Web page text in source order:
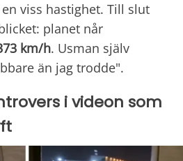
viss hastighet. Till slut
planet når
km/h. Usman själv
än jag trodde".
i videon som